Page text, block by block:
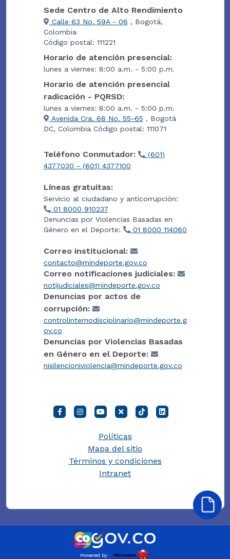
Sede Centro de Alto Rendimiento
Calle 63 No. 59A - 06 , Bogotá,
Colombia
Código postal: 111221
Horario de atención presencial:
lunes a viernes: 8:00 a.m. - 5:00 p.m.
Horario de atención presencial
radicación - PQRSD:
lunes a viernes: 8:00 a.m. - 5:00 p.m.
Avenida Cra. 68 No. 55-65 , Bogotá
DC, Colombia Código postal: 111071
Teléfono Conmutador:
(601)
4377030 - (601) 4377100
Líneas gratuitas:
Servicio al ciudadano y anticorrupción:
01 8000 910237
Denuncias por Violencias Basadas en
Género en el Deporte:
01 8000 114060
Correo institucional:
contacto@mindeporte.gov.co
Correo notificaciones judiciales:
notijudiciales@mindeporte.gov.co
Denuncias por actos de
corrupción:
controlinternodisciplinario@mindeporte.g
ov.co
Denuncias por Violencias Basadas
en Género en el Deporte:
nisilencioniviolencia@mindeporte.gov.co
Políticas
Mapa del sitio
Términos y condiciones
Intranet
Powered by :